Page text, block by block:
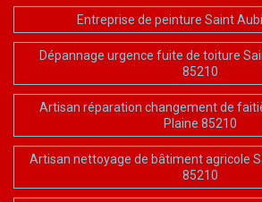
Entreprise de peinture Saint
Dépannage urgence fuite de toiture
85210
Artisan réparation changement de
Plaine 85210
Artisan nettoyage de bâtiment agricole
85210